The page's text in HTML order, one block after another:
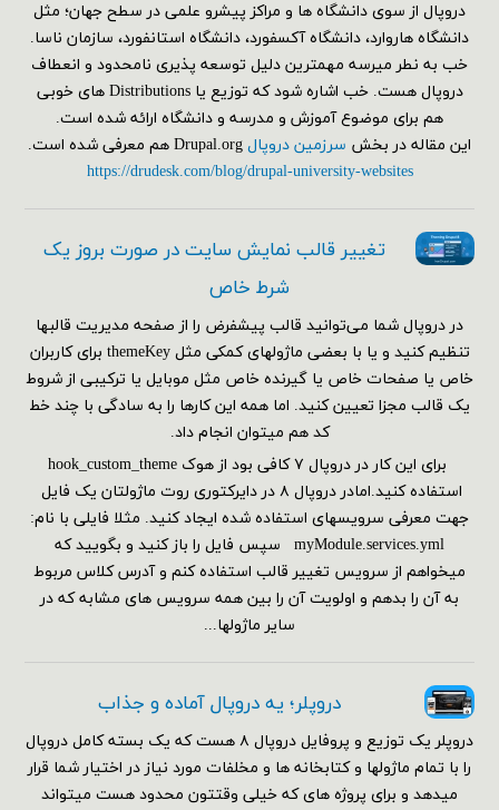
دروپال از سوی دانشگاه ها و مراکز پیشرو علمی در سطح جهان؛ مثل
دانشگاه هاروارد، دانشگاه آکسفورد، دانشگاه استانفورد، سازمان ناسا.
خب به نطر میرسه مهمترین دلیل توسعه پذیری نامحدود و انعطاف
دروپال هست. خب اشاره شود که توزیع یا Distributions های خوبی
هم برای موضوع آموزش و مدرسه و دانشگاه ارائه شده است.
این مقاله در بخش سرزمین دروپالDrupal.org هم معرفی شده است.
https://drudesk.com/blog/drupal-university-websites
تغییر قالب نمایش سایت در صورت بروز یک
شرط خاص
در دروپال شما می‌توانید قالب پیشفرض را از صفحه مدیریت قالبها
تنظیم کنید و یا با بعضی ماژولهای کمکی مثل themeKey برای کاربران
خاص یا صفحات خاص یا گیرنده خاص مثل موبایل یا ترکیبی از شروط
یک قالب مجزا تعیین کنید. اما همه این کارها را به سادگی با چند خط
کد هم می‎توان انجام داد.
برای این کار در دروپال ۷ کافی بود از هوک hook_custom_theme
استفاده کنید.امادر دروپال ۸ در دایرکتوری روت ماژولتان یک فایل
جهت معرفی سرویسهای استفاده شده ایجاد کنید. مثلا فایلی با نام:
myModule.services.yml سپس فایل را باز کنید و بگویید که
میخواهم از سرویس تغییر قالب استفاده کنم و آدرس کلاس مربوط
به آن را بدهم و اولویت آن را بین همه سرویس های مشابه که در
سایر ماژولها...
دروپلر؛ یه دروپال آماده و جذاب
دروپلر یک توزیع و پروفایل دروپال ۸ هست که یک بسته کامل دروپال
را با تمام ماژولها و کتابخانه ها و مخلفات مورد نیاز در اختیار شما قرار
میدهد و برای پروژه های که خیلی وقتتون محدود هست میتواند